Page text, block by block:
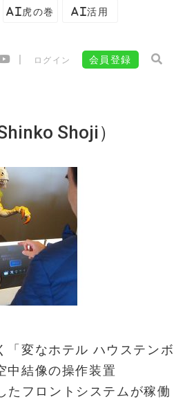
AI虎の巻 AI活用
ログイン 会員登録
Shoji）
「変なホテル ハウステンボ
中結像の操作装置
たフロントシステムが稼働